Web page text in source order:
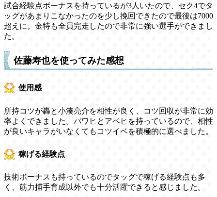
試合経験点ボーナスを持っているが3人いたので、セク4でタ
ッグがあまりこなかったのを少し挽回できたので最後は7000
超えに。金特も全員完走したので非常に強い選手ができまし
た。
佐藤寿也を使ってみた感想
使用感
所持コツが轟と小湊亮介を相性が良く、コツ回収が非常に効
率よくできました。パワヒとアベヒを持っているので、相性
が良いキャラがいなくてもコツイベを積極的に選べました。
稼げる経験点
技術ボーナスも持っているのでタッグで稼げる経験点も多
く、筋力捕手育成以外でも十分活躍できると感じました。